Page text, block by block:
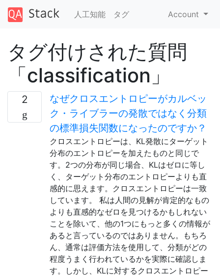
人工知能 タグ Account
タグ付けされた質問
「classification」
2
なぜクロスエントロピーがカルベッ
ク・ライブラーの発散ではなく分類
の標準損失関数になったのですか？
クロスエントロピーは、KL発散にターゲット
分布のエントロピーを加えたものと同じで
す。2つの分布が同じ場合、KLはゼロに等し
く、ターゲット分布のエントロピーよりも直
感的に思えます。クロスエントロピーは一致
しています。 私は人間の見解が肯定的なもの
よりも直感的なゼロを見つけるかもしれない
ことを除いて、他の1つにもっと多くの情報が
あると言っているのではありません。もちろ
ん、通常は評価方法を使用して、分類がどの
程度うまく行われているかを実際に確認しま
す。しかし、KLに対するクロスエントロピー